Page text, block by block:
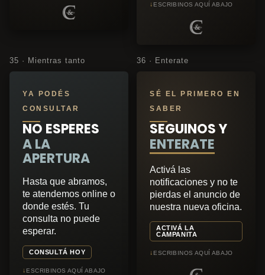
↓ ESCRIBINOS AQUÍ ABAJO
35 · Mientras tanto
YA PODÉS
CONSULTAR
NO ESPERES
A LA
APERTURA
Hasta que abramos,
te atendemos online o
donde estés. Tu
consulta no puede
esperar.
CONSULTÁ HOY
↓ ESCRIBINOS AQUÍ ABAJO
36 · Enterate
SÉ EL PRIMERO EN
SABER
SEGUINOS Y
ENTERATE
Activá las
notificaciones y no te
pierdas el anuncio de
nuestra nueva oficina.
ACTIVÁ LA
CAMPANITA
↓ ESCRIBINOS AQUÍ ABAJO